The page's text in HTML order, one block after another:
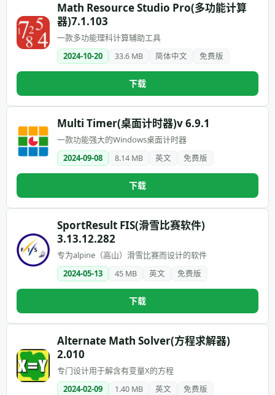
Math Resource Studio Pro(多功能计算
器)7.1.103
一款多功能理科计算辅助工具
2024-10-20
33.6 MB 简体中文 免费版
下载
Multi Timer(桌面计时器)v 6.9.1
一款功能强大的Windows桌面计时器
2024-09-08
8.14 MB 英文 免费版
下载
SportResult FIS(滑雪比赛软件)
3.13.12.282
专为alpine（高山）滑雪比赛而设计的软件
2024-05-13
45 MB 英文 免费版
下载
Alternate Math Solver(方程求解器)
2.010
专门设计用于解含有变量X的方程
2024-02-09
1.40 MB 英文 免费版